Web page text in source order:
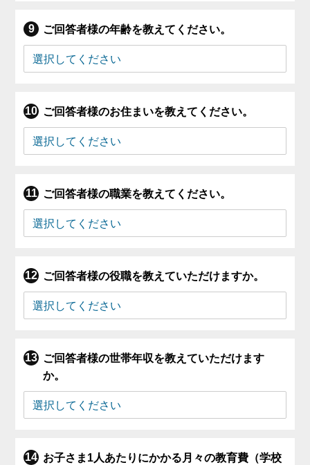
ご回答者様の年齢を教えてください。
ご回答者様のお住まいを教えてください。
ご回答者様の職業を教えてください。
ご回答者様の役職を教えていただけますか。
ご回答者様の世帯年収を教えていただけます
か。
お子さま1人あたりにかかる月々の教育費（学校